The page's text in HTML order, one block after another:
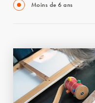
Moins de 6 ans